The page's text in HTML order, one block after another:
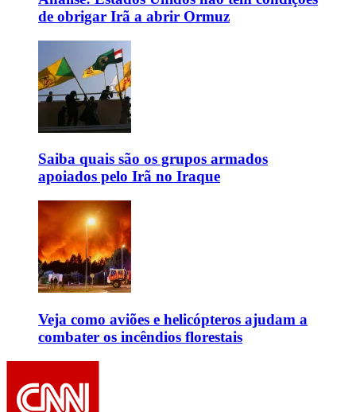
de obrigar Irã a abrir Ormuz
Saiba quais são os grupos armados
apoiados pelo Irã no Iraque
Veja como aviões e helicópteros ajudam a
combater os incêndios florestais